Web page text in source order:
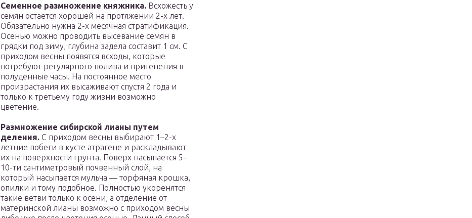
Семенное размножение княжника. Всхожесть у
семян остается хорошей на протяжении 2-х лет.
Обязательно нужна 2-х месячная стратификация.
Осенью можно проводить высевание семян в
грядки под зиму, глубина задела составит 1 см. С
приходом весны появятся всходы, которые
потребуют регулярного полива и притенения в
полуденные часы. На постоянное место
произрастания их высаживают спустя 2 года и
только к третьему году жизни возможно
цветение.
Размножение сибирской лианы путем
деления. С приходом весны выбирают 1–2-х
летние побеги в кусте атрагене и раскладывают
их на поверхности грунта. Поверх насыпается 5–
10-ти сантиметровый почвенный слой, на
который насыпается мульча — торфяная крошка,
опилки и тому подобное. Полностью укоренятся
такие ветви только к осени, а отделение от
материнской лианы возможно с приходом весны